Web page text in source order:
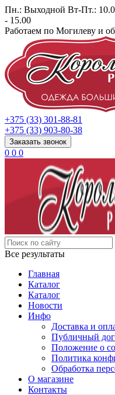
Пн.: Выходной Вт-Пт.:
- 15.00
Работаем по Могилеву и
+375 (33) 301-88-81
+375 (33) 903-80-38
Заказать звонок
0 0 0
Все результаты
Главная
Каталог
Каталог
Новости
Инфо
Доставка и
Публичный
Положение о
Политика
Обработка
О магазине
Контакты